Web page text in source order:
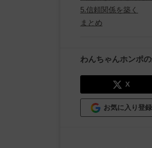
5.信頼関係を築く
まとめ
わんちゃんホンポ
X
お気に入り登録